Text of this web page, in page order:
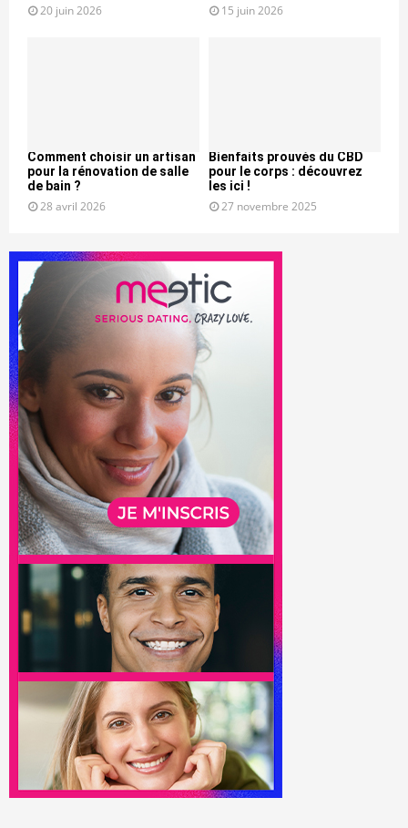
20 juin 2026 15 juin 2026
Comment choisir un artisan
pour la rénovation de salle
de bain ?
28 avril 2026
Bienfaits prouvés du CBD
pour le corps : découvrez
les ici !
27 novembre 2025